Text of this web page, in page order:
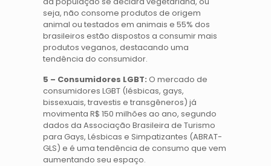
seja, não consome produtos de origem
animal ou testados em animais e 55% dos
brasileiros estão dispostos a consumir mais
produtos veganos, destacando uma
tendência do consumidor.
5 – Consumidores LGBT: O mercado de
consumidores LGBT (lésbicas, gays,
bissexuais, travestis e transgêneros) já
movimenta R$ 150 milhões ao ano, segundo
dados da Associação Brasileira de Turismo
para Gays, Lésbicas e Simpatizantes (ABRAT-
GLS) e é uma tendência de consumo que vem
aumentando seu espaço.